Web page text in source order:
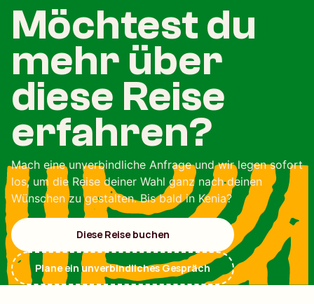
Möchtest du
mehr über
diese Reise
erfahren?
Mach eine unverbindliche Anfrage und wir legen sofort
los, um die Reise deiner Wahl ganz nach deinen
Wünschen zu gestalten. Bis bald in Kenia?
Diese Reise buchen
Plane ein unverbindliches Gespräch